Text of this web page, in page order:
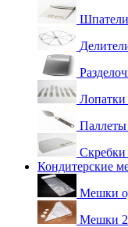
Шпатели
Паллеты
Скребки
Кондитерские
Мешки
Мешки